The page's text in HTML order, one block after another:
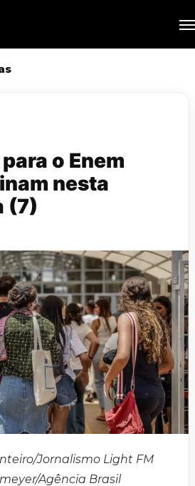
o Enem
nesta
(7)
Jornalismo Light FM
Agência Brasil